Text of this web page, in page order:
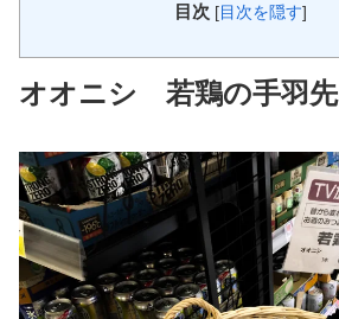
目次 [ 目次を隠す]
オオニシ 若鶏の手羽先